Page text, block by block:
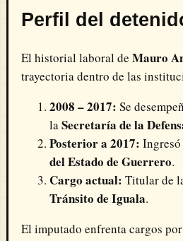
Perfil del
El historial laboral de Mauro
trayectoria dentro de las
2008 – 2017: Se
laSecretaría de la
Posterior a 2017:
del Estado de Guerrero.
Cargo actual: Titular de
Tránsito de Iguala.
El imputado enfrenta cargos